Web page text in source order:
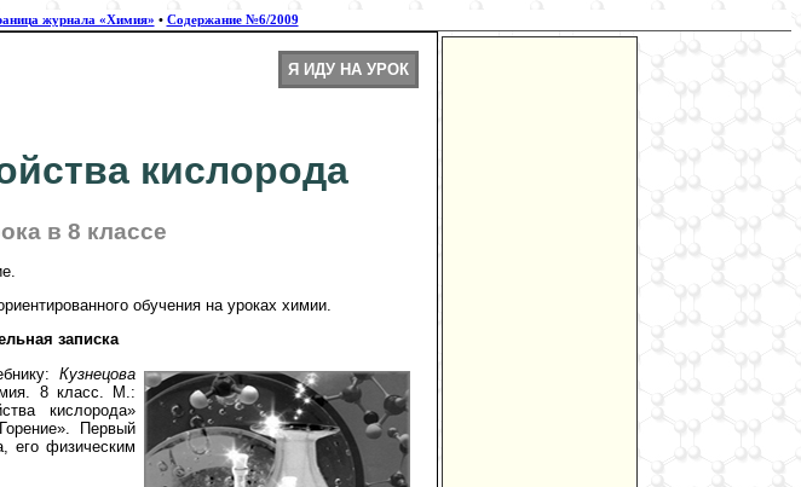
журнала «Химия» • Содержание №6/2009
Я ИДУ НА УРОК
кислорода
в 8 классе
обучения на уроках химии.
записка
Кузнецова
8 класс. М.:
кислорода»
Первый
его физическим